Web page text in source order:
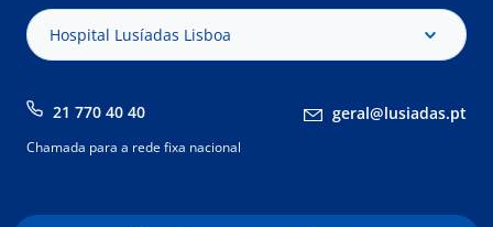
Hospital Lusíadas Lisboa
21 770 40 40 geral@lusiadas.pt
Chamada para a rede fixa nacional